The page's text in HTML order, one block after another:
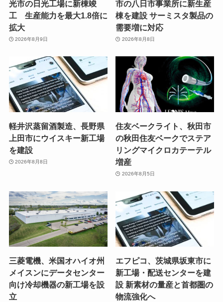
光市の日光工場に新棟竣
工 生産能力を最大1.8倍に
拡大
2026年8月9日
市の八日市事業所に新生産
棟を建設 サーミスタ製品の
需要増に対応
2026年8月8日
軽井沢蒸留酒製造、長野県
上田市にウイスキー新工場
を建設
2026年8月8日
住友ベークライト、秋田市
の秋田住友ベークでステア
リングマイクロカテーテル
増産
2026年8月5日
三菱電機、米国オハイオ州
メイスンにデータセンター
向け冷却機器の新工場を設
立
エフピコ、茨城県坂東市に
新工場・配送センターを建
設 新素材の量産と首都圏の
物流強化へ